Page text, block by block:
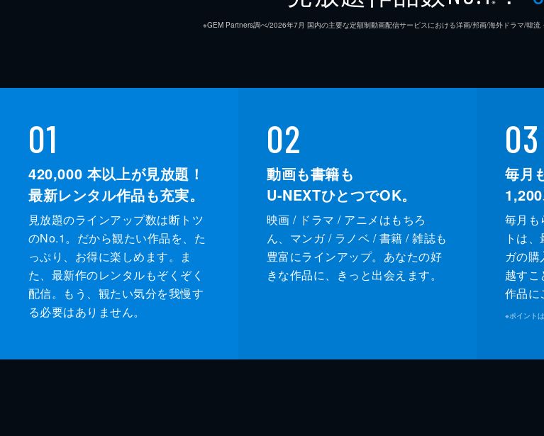
※GEM Partners調べ/2026年7⽉ 国内の主要な定額制動画配信サービスにおける洋画/邦画/海外ドラマ/韓流
01
420,000 本以上が見放題！
最新レンタル作品も充実。
見放題のラインアップ数は断トツ
のNo.1。だから観たい作品を、た
っぷり、お得に楽しめます。ま
た、最新作のレンタルもぞくぞく
配信。もう、観たい気分を我慢す
る必要はありません。
02
動画も書籍も
U-NEXTひとつでOK。
映画 / ドラマ / アニメはもちろ
ん、マンガ / ラノベ / 書籍 / 雑誌も
豊富にラインアップ。あなたの好
きな作品に、きっと出会えます。
03
毎月
1,200
毎月も
トは
ガの
越すこ
作品に
※ポイント